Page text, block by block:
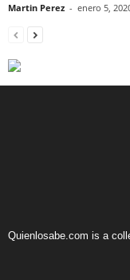
Martin Perez - enero 5,
Quienlosabe.com is a